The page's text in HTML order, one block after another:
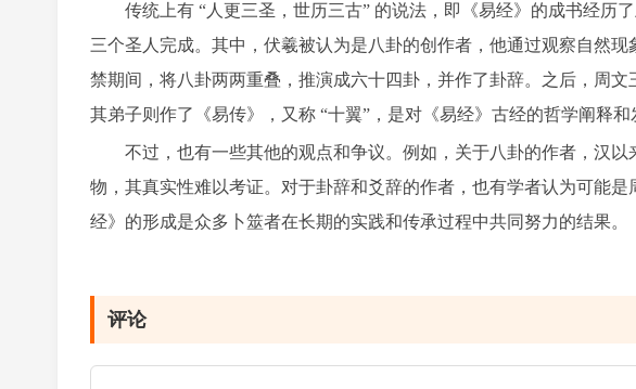
传统上有 “人更三圣，世历三古” 的说法，即《易经》的成书经历
三个圣人完成。其中，伏羲被认为是八卦的创作者，他通过观察自然
禁期间，将八卦两两重叠，推演成六十四卦，并作了卦辞。之后，周
其弟子则作了《易传》，又称 “十翼”，是对《易经》古经的哲学阐释和
不过，也有一些其他的观点和争议。例如，关于八卦的作者，汉以
物，其真实性难以考证。对于卦辞和爻辞的作者，也有学者认为可能
经》的形成是众多卜筮者在长期的实践和传承过程中共同努力的结果。
评论